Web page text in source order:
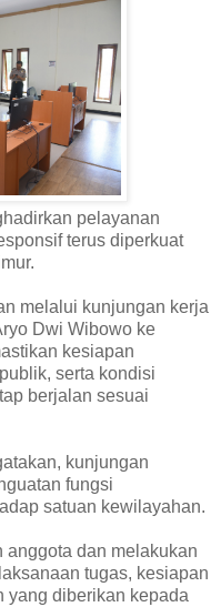
pelayanan
terus diperkuat
melalui kunjungan kerja
Dwi Wibowo ke
kesiapan
serta kondisi
berjalan sesuai
kunjungan
fungsi
satuan kewilayahan.
dan melakukan
tugas, kesiapan
yang diberikan kepada